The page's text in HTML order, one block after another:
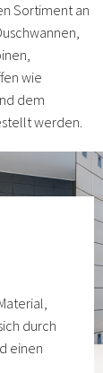
Sortiment an
wie
dem
werden.
durch
einen